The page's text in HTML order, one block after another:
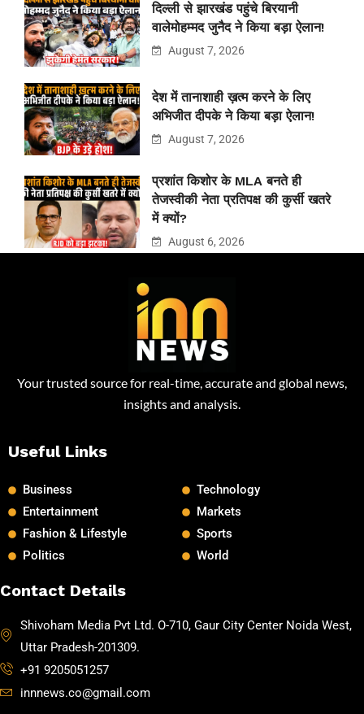
दिल्ली से झारखंड पहुंचे बिरयानी
वालेमोहम्मद जुनैद ने किया बड़ा ऐलान!
August 7, 2026
देश में तानाशाही ख़त्म करने के लिए
अभिजीत दीपके ने किया बड़ा ऐलान!
August 7, 2026
प्रशांत किशोर के MLA बनते ही
तेजस्वीकी नेता प्रतिपक्ष की कुर्सी खतरे
में क्यों?
August 6, 2026
Your trusted source for real-time, accurate and global news,
insights and analysis.
Useful Links
Business
Entertainment
Fashion & Lifestyle
Politics
Technology
Markets
Sports
World
Contact Details
Shivoham Media Pvt Ltd. O-710, Gaur City Center Noida West,
Uttar Pradesh-201309.
+91 9205051257
innnews.co@gmail.com